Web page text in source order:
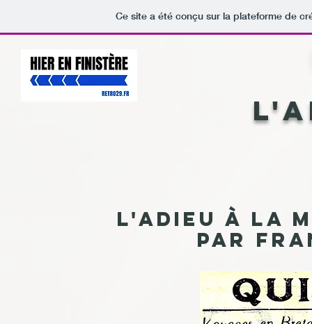
Ce site a été conçu sur la plateforme de
L'adieu à la
par